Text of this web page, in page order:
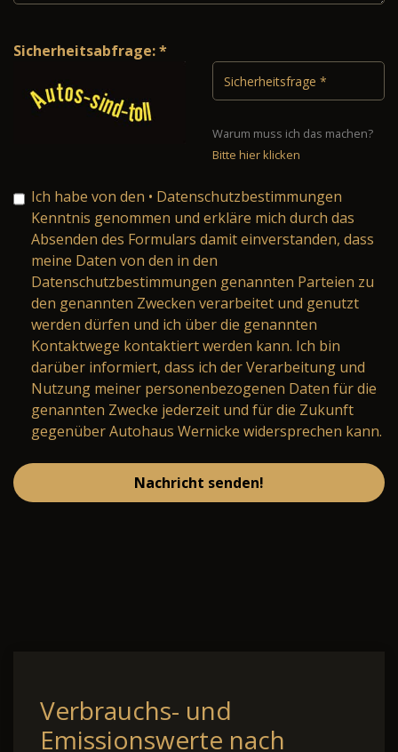
Sicherheitsabfrage: *
Warum muss ich das machen?
Bitte hier klicken
Ich habe von den • Datenschutzbestimmungen
Kenntnis genommen und erkläre mich durch das
Absenden des Formulars damit einverstanden, dass
meine Daten von den in den
Datenschutzbestimmungen genannten Parteien zu
den genannten Zwecken verarbeitet und genutzt
werden dürfen und ich über die genannten
Kontaktwege kontaktiert werden kann. Ich bin
darüber informiert, dass ich der Verarbeitung und
Nutzung meiner personenbezogenen Daten für die
genannten Zwecke jederzeit und für die Zukunft
gegenüber Autohaus Wernicke widersprechen kann.
Nachricht senden!
Verbrauchs- und
Emissionswerte nach